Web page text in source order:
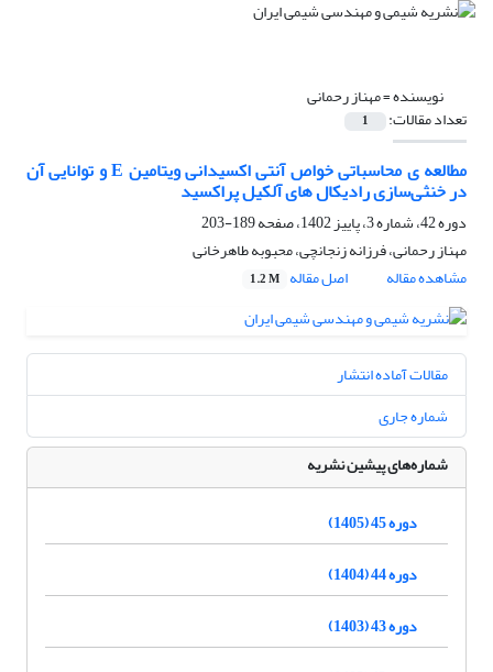
نویسنده =مهناز رحمانی
تعداد مقالات: 1
مطالعه ی محاسباتی خواص آنتی اکسیدانی ویتامین E و توانایی آن
در خنثی‌سازی رادیکال های آلکیل پراکسید
دوره 42، شماره 3، پاییز 1402، صفحه
189-203
مهناز رحمانی، فرزانه زنجانچی، محبوبه طاهرخانی
مشاهده مقاله
اصل مقاله 1.2 M
مقالات آماده انتشار
شماره جاری
شماره‌های پیشین نشریه
دوره 45 (1405)
دوره 44 (1404)
دوره 43 (1403)